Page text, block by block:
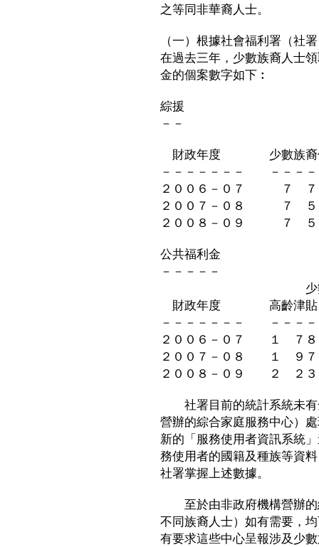
之等同非華裔人士。
（一）根據社會福利署（社
在過去三年，少數族裔人士
金的個案數字如下︰
綜援
－－
財政年度 少數族裔
－－－－－－－ －－－－
２００６－０７ ７ ７
２００７－０８ ７ ５
２００８－０９ ７ ５
公共福利金
－－－－－
少數族裔個
財政年度 高齡津
－－－－－－－ －－－
２００６－０７ １ ７
２００７－０８ １ ９
２００８－０９ ２ ２
社署目前的統計系統未有
營辦的綜合家庭服務中心）
新的「服務使用者資訊系統
務使用者的國籍及種族等資
社署掌握上述數據。
至於由非政府機構營辦的
不同族裔人士）如有需要，
有要求這些中心呈報涉及少